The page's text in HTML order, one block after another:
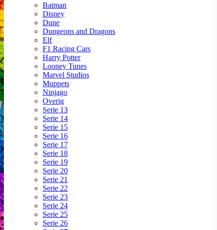
Batman
Disney
Dune
Dungeons and Dragons
Elf
F1 Racing Cars
Harry Potter
Looney Tunes
Marvel Studios
Muppets
Ninjago
Overig
Serie 13
Serie 14
Serie 15
Serie 16
Serie 17
Serie 18
Serie 19
Serie 20
Serie 21
Serie 22
Serie 23
Serie 24
Serie 25
Serie 26